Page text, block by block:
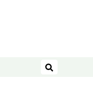
ရှာဖွေရန်